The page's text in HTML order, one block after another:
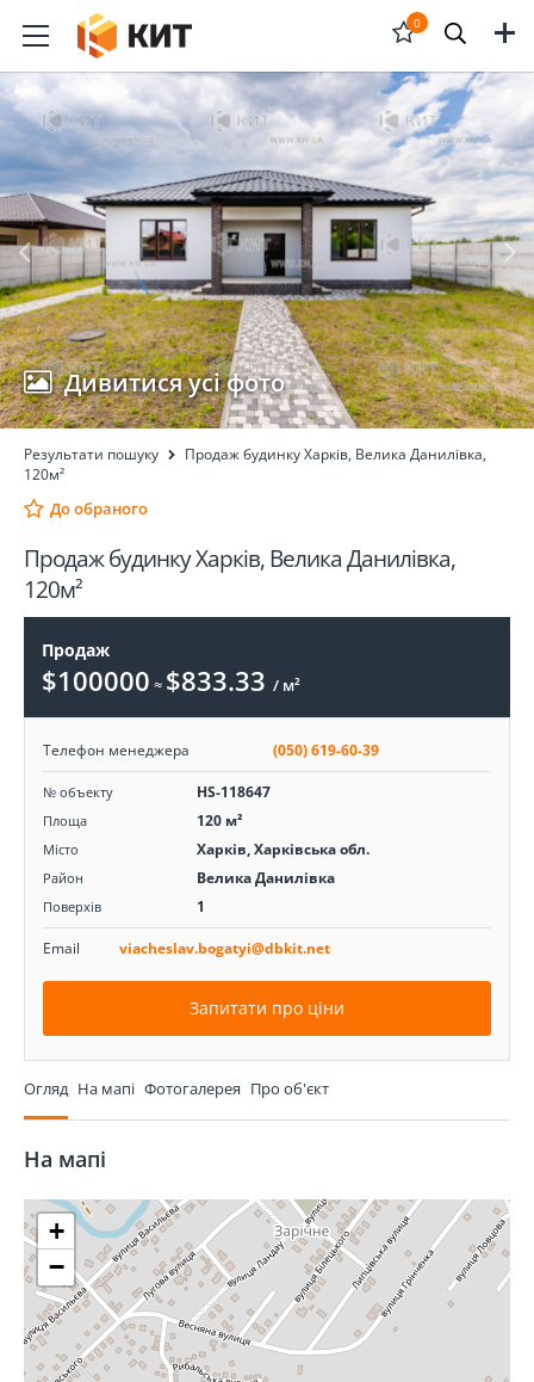
0
Відкрити
форму
пошука
Дивитися усі фото
Результати пошуку
Продаж будинку Харків, Велика Данилівка,
120м²
До обраного
Продаж будинку Харків, Велика Данилівка,
120м²
Продаж
$100000 ≈ $833.33 / м²
Телефон менеджера (050) 619-60-39
№ объекту HS-118647
Площа 120 м²
Місто Харків, Харківська обл.
Район Велика Данилівка
Поверхів 1
Email viacheslav.bogatyi@dbkit.net
Запитати про ціни
Огляд На мапі Фотогалерея Про об'єкт
На мапі
+
−